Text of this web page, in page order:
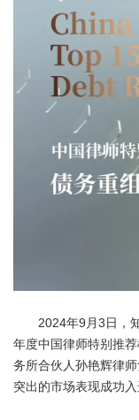
2024年9月3日，知
年度中国律师特别推
务所合伙人孙艳辉律
突出的市场表现成功入